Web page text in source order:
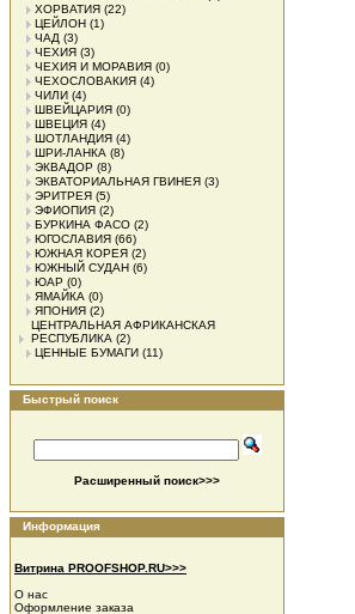
ХОРВАТИЯ (22)
ЦЕЙЛОН (1)
ЧАД (3)
ЧЕХИЯ (3)
ЧЕХИЯ И МОРАВИЯ (0)
ЧЕХОСЛОВАКИЯ (4)
ЧИЛИ (4)
ШВЕЙЦАРИЯ (0)
ШВЕЦИЯ (4)
ШОТЛАНДИЯ (4)
ШРИ-ЛАНКА (8)
ЭКВАДОР (8)
ЭКВАТОРИАЛЬНАЯ ГВИНЕЯ (3)
ЭРИТРЕЯ (5)
ЭФИОПИЯ (2)
БУРКИНА ФАСО (2)
ЮГОСЛАВИЯ (66)
ЮЖНАЯ КОРЕЯ (2)
ЮЖНЫЙ СУДАН (6)
ЮАР (0)
ЯМАЙКА (0)
ЯПОНИЯ (2)
ЦЕНТРАЛЬНАЯ АФРИКАНСКАЯ
РЕСПУБЛИКА (2)
ЦЕННЫЕ БУМАГИ (11)
Быстрый поиск
Расширенный поиск>>>
Информация
Витрина PROOFSHOP.RU>>>
О нас
Оформление заказа